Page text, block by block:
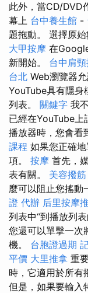
此外，當CD/DVD
幕上 台中養生館 -
題拖動。 選擇原
大甲按摩 在
新開始。 台中肩
台北 Web瀏覽器
YouTube具有隱身
列表。 關鍵字 我
已經在YouTube上
播放器時，您會看
課程 如果您正確
項。 按摩 首先，
表有關。 美容撥筋
麼可以阻止您搖動
證 代辦 后里按摩
列表中“到播放列
您還可以單擊一次
機。 台胞證過期
平價 大里推拿 重
時，它適用於所有
但是，如果要輸入